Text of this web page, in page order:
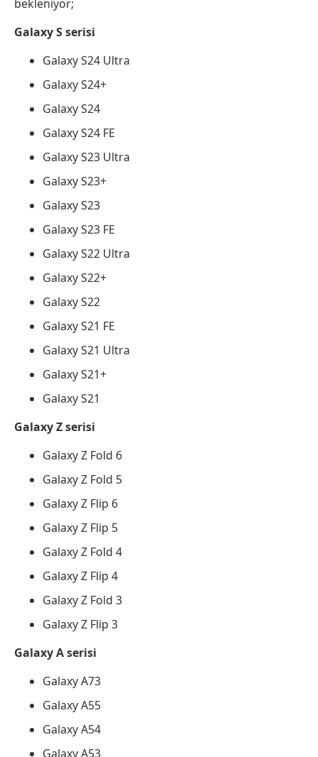
bekleniyor;
Galaxy S serisi
Galaxy S24 Ultra
Galaxy S24+
Galaxy S24
Galaxy S24 FE
Galaxy S23 Ultra
Galaxy S23+
Galaxy S23
Galaxy S23 FE
Galaxy S22 Ultra
Galaxy S22+
Galaxy S22
Galaxy S21 FE
Galaxy S21 Ultra
Galaxy S21+
Galaxy S21
Galaxy Z serisi
Galaxy Z Fold 6
Galaxy Z Fold 5
Galaxy Z Flip 6
Galaxy Z Flip 5
Galaxy Z Fold 4
Galaxy Z Flip 4
Galaxy Z Fold 3
Galaxy Z Flip 3
Galaxy A serisi
Galaxy A73
Galaxy A55
Galaxy A54
Galaxy A53